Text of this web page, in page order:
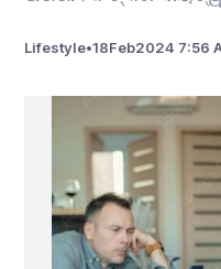
Lifestyle•18Feb2024 7:56